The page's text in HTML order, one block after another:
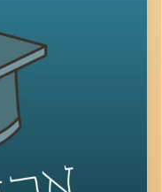
שמצליח להתחמק. זו
שעוטפות את התאים
ביולוגית. כשהתעודה
זה יכול להופיע גם
נפוצה וכואבת
אבחנה. והשאלה
האלה על פני התא
לאבחון מוקדם יותר וגם